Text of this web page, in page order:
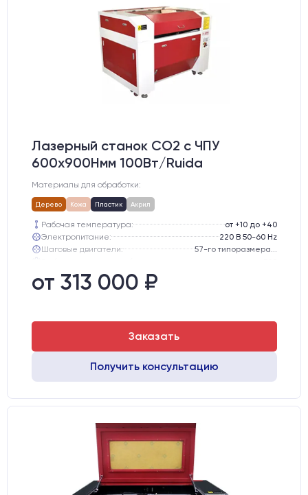
Лазерный станок CO2 c ЧПУ
600х900Hмм 100Вт/Ruida
Материалы для обработки:
Дерево Кожа Пластик Акрил
Рабочая температура:
от +10 до +40
Электропитание:
220 В 50-60 Hz
Шаговые двигатели:
Направляющие оси Y:
Направляющие оси Х:
от 313 000 ₽
Заказать
Получить консультацию